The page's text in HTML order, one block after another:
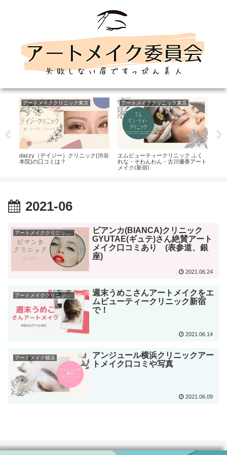
アートメイククリニック東京
dazzy（デイジー）クリニック(渋谷
本院)の口コミは？
アートメイククリニック東京
エムビューティークリニック ふく
れな・そわんわん・古川優香アート
メイク(新宿)
2021-06
アートメイククリニック東京
ビアンカ(BIANCA)クリニック
GYUTAE(ギュテ)さん絶賛アート
メイク口コミあり (表参道、銀
座)
2021.06.24
アートメイククリニック東京
週末うめこさんアートメイクをエ
ムビューティークリニック新宿
で！
2021.06.14
アートメイク横浜
アンジュール横浜クリニックアー
トメイク口コミや写真
2021.06.09